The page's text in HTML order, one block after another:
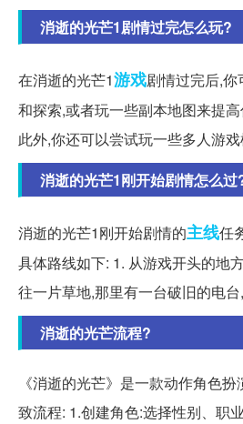
消逝的光芒1剧情过完怎么玩?
在消逝的光芒1游戏剧情过完后,
和探索,或者玩一些副本地图来提高
此外,你还可以尝试玩一些多人游戏
消逝的光芒1刚开始剧情怎么过
消逝的光芒1刚开始剧情的主线任
具体路线如下: 1. 从游戏开头的地
往一片草地,那里有一台破旧的电台,
消逝的光芒流程?
《消逝的光芒》是一款动作角色
致流程: 1.创建角色:选择性别、职